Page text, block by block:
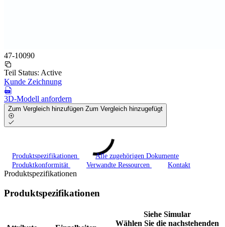
47-10090
Teil Status: Active
Kunde Zeichnung
3D-Modell anfordern
Zum Vergleich hinzufügen Zum Vergleich hinzugefügt
Produktspezifikationen
Alle zugehörigen Dokumente
Produktkonformität
Verwandte Ressourcen Kontakt
Produktspezifikationen
Produktspezifikationen
Siehe Simular
Wählen Sie die nachstehenden